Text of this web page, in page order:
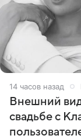
14 часов назад
Внешний
свадьбе с